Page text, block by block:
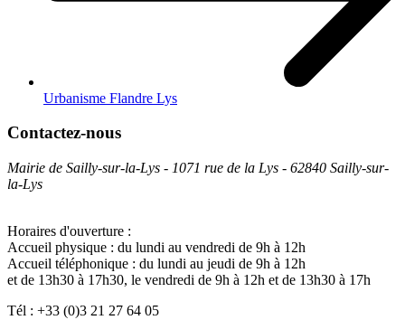
Urbanisme Flandre Lys
Contactez-nous
Mairie de Sailly-sur-la-Lys - 1071 rue de la Lys - 62840 Sailly-sur-
la-Lys
Horaires d'ouverture :
Accueil physique : du lundi au vendredi de 9h à 12h
Accueil téléphonique : du lundi au jeudi de 9h à 12h
et de 13h30 à 17h30, le vendredi de 9h à 12h et de 13h30 à 17h
Tél : +33 (0)3 21 27 64 05